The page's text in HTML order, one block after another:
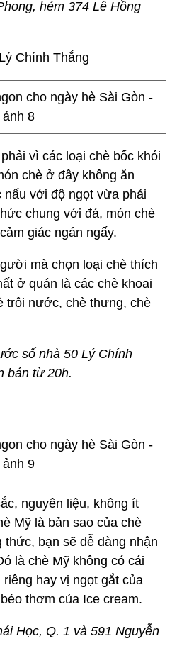
hẻm 374 Lê Hồng
Chính Thắng
vì các loại chè bốc khói
chè ở đây không ăn
với độ ngọt vừa phải
chung với đá, món chè
giác ngán ngấy.
mà chọn loại chè thích
ở quán là các chè khoai
trôi nước, chè thưng, chè
số nhà 50 Lý Chính
bán từ 20h.
nguyên liệu, không ít
Mỹ là bản sao của chè
bạn sẽ dễ dàng nhận
là chè Mỹ không có cái
hay vị ngọt gắt của
thơm của Ice cream.
Học, Q. 1 và 591 Nguyễn